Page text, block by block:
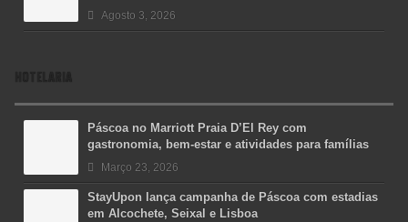
Agosto 3, 2026
HOTELARIA
Páscoa no Marriott Praia D’El Rey com
gastronomia, bem-estar e atividades para famílias
Março 23, 2026
StayUpon lança campanha de Páscoa com estadias
em Alcochete, Seixal e Lisboa